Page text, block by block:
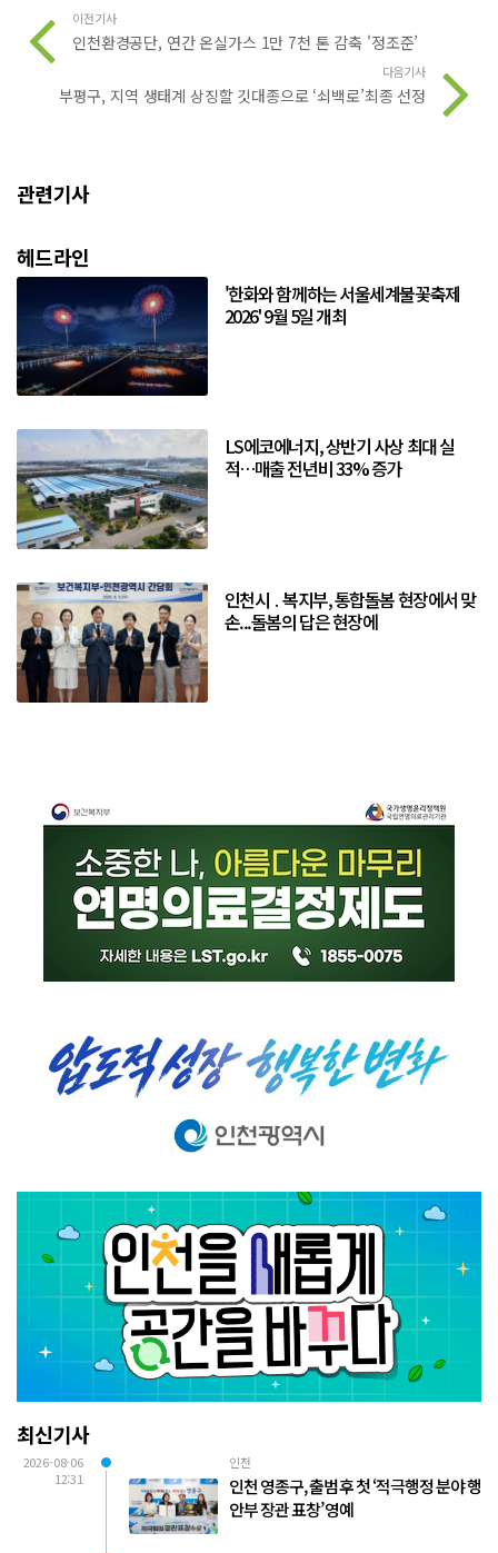
이전기사
인천환경공단, 연간 온실가스 1만 7천 톤 감축 '정조준’
다음기사
부평구, 지역 생태계 상징할 깃대종으로 ‘쇠백로’최종 선정
관련기사
헤드라인
'한화와 함께하는 서울세계불꽃축제
2026' 9월 5일 개최
LS에코에너지, 상반기 사상 최대 실
적…매출 전년비 33% 증가
인천시 ․ 복지부, 통합돌봄 현장에서 맞
손...돌봄의 답은 현장에
최신기사
2026-08-06
12:31
인천
인천 영종구, 출범 후 첫 ‘적극행정 분야 행
안부 장관 표창’ 영예